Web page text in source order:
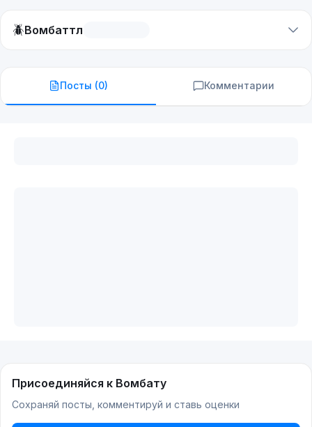
🪲Вомбаттл
Посты (0) Комментарии
Присоединяйся к Вомбату
Сохраняй посты, комментируй и ставь оценки